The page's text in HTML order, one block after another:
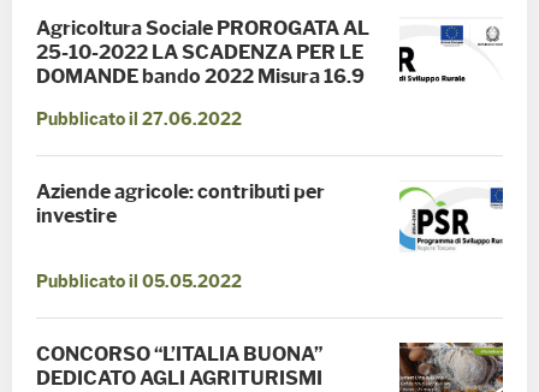
Agricoltura Sociale PROROGATA AL
25-10-2022 LA SCADENZA PER LE
DOMANDE bando 2022 Misura 16.9
Pubblicato il 27.06.2022
Aziende agricole: contributi per
investire
Pubblicato il 05.05.2022
CONCORSO “L’ITALIA BUONA”
DEDICATO AGLI AGRITURISMI